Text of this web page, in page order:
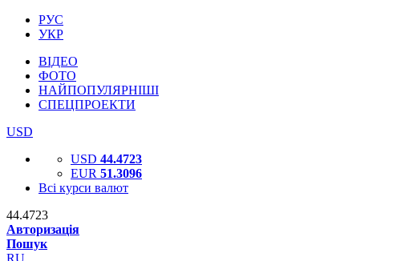
РУС
УКР
ВІДЕО
ФОТО
НАЙПОПУЛЯРНІШІ
СПЕЦПРОЕКТИ
USD
USD 44.4723
EUR 51.3096
Всі курси валют
44.4723
Авторизація
Пошук
RU